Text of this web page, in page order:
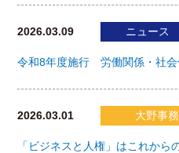
2026.03.09 ニュース
令和8年度施行 労働関係・社会
2026.03.01 大野事
「ビジネスと人権」はこれか